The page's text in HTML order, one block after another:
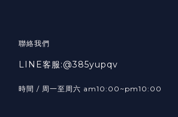
聯絡我們
LINE客服:@385yupqv
時間 / 周一至周六 am10:00~pm10:00